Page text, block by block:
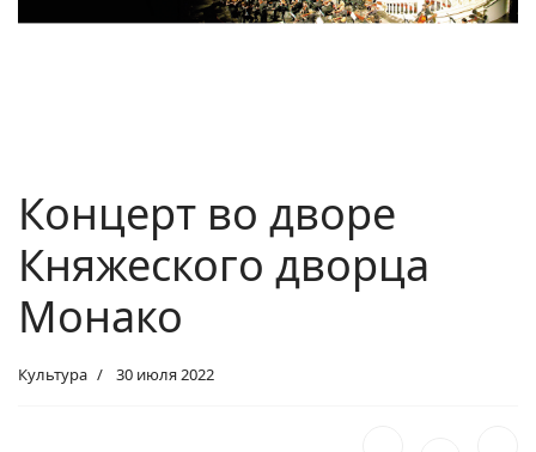
Концерт во дворе
Княжеского дворца
Монако
Культура 30 июля 2022